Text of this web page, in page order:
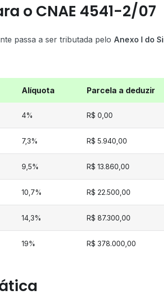
o CNAE 4541-2/07
passa a ser tributada pelo Anexo I do
Alíquota Parcela a deduzir
4% R$ 0,00
7,3% R$ 5.940,00
9,5% R$ 13.860,00
10,7% R$ 22.500,00
14,3% R$ 87.300,00
19% R$ 378.000,00